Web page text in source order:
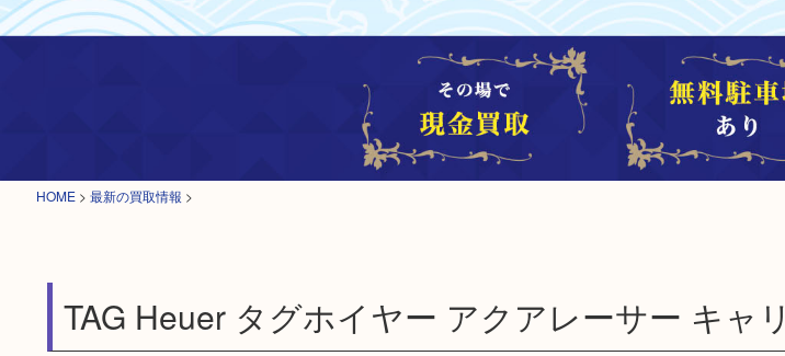
HOME > 最新の買取情報 >
TAG Heuer タグホイヤー アクアレーサー キャ